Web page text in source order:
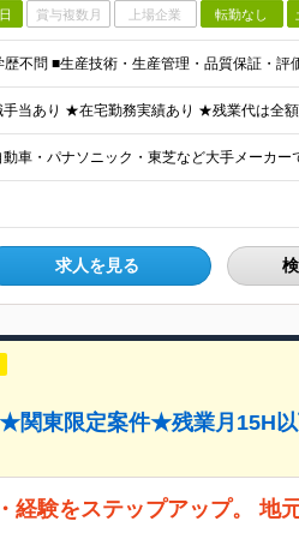
賞与複数月 上場企業 転勤なし
求人を見る
関東限定案件★残業月15H
経験をステップアップ。 地